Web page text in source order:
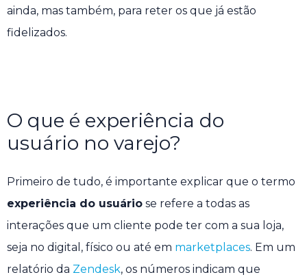
ainda, mas também, para reter os que já estão
fidelizados.
O que é experiência do
usuário no varejo?
Primeiro de tudo, é importante explicar que o termo
experiência do usuário se refere a todas as
interações que um cliente pode ter com a sua loja,
seja no digital, físico ou até em marketplaces. Em um
relatório da Zendesk, os números indicam que